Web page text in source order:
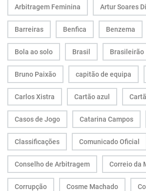
Arbitragem Feminina Artur Soares
Barreiras Benfica Benzema
Bola ao solo Brasil Brasileirão
Bruno Paixão capitão de equipa
Carlos Xistra Cartão azul
Casos de Jogo Catarina Campos
Classificações Comunicado Oficial
Conselho de Arbitragem Correio da
Corrupção Cosme Machado